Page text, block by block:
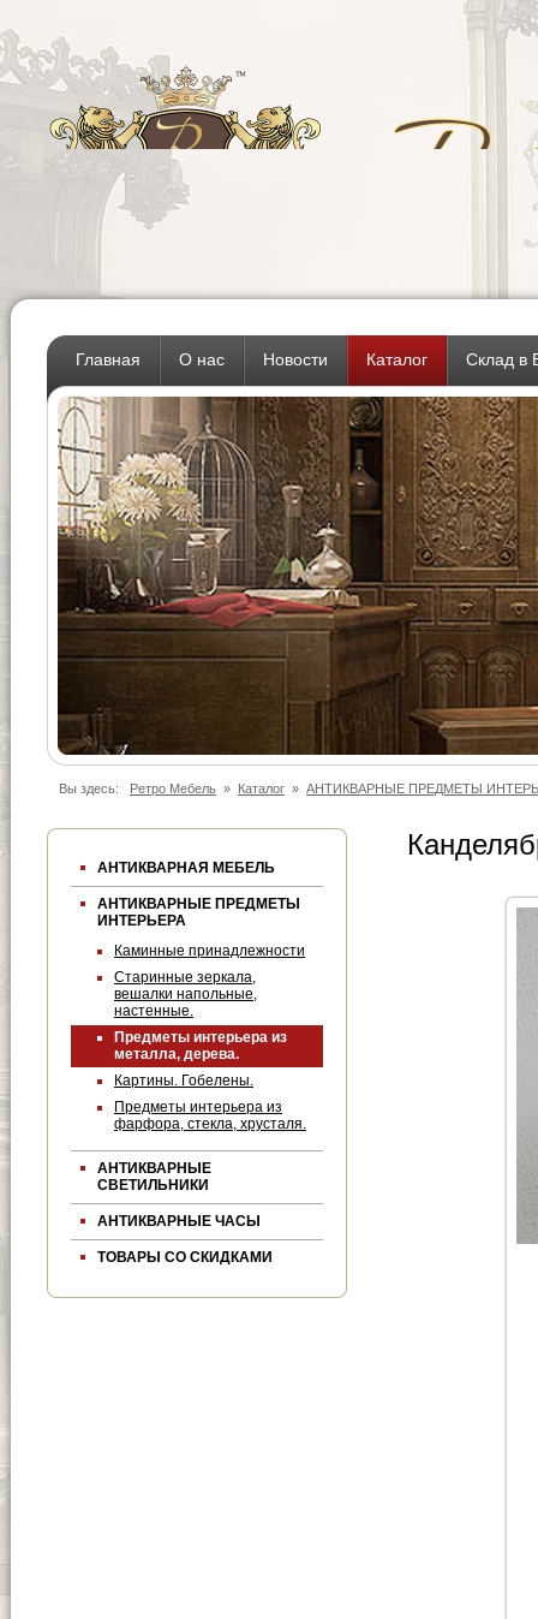
Главная О нас Новости Каталог Склад в
Вы здесь: Ретро Мебель » Каталог » АНТИКВАРНЫЕ ПРЕДМЕТЫ
АНТИКВАРНАЯ МЕБЕЛЬ
АНТИКВАРНЫЕ ПРЕДМЕТЫ
ИНТЕРЬЕРА
Каминные принадлежности
Старинные зеркала,
вешалки напольные,
настенные.
Предметы интерьера из
металла, дерева.
Картины. Гобелены.
Предметы интерьера из
фарфора, стекла, хрусталя.
АНТИКВАРНЫЕ
СВЕТИЛЬНИКИ
АНТИКВАРНЫЕ ЧАСЫ
ТОВАРЫ СО СКИДКАМИ